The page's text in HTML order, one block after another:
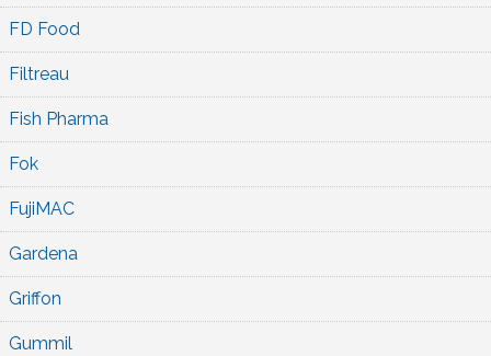
FD Food
Filtreau
Fish Pharma
Fok
FujiMAC
Gardena
Griffon
Gummil